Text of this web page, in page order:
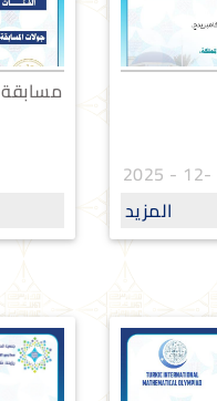
المزيد
مسابقة TeenEagle 2025–2026 ..